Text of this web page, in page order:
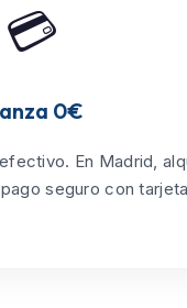
💳
0€
En Madrid,
seguro con